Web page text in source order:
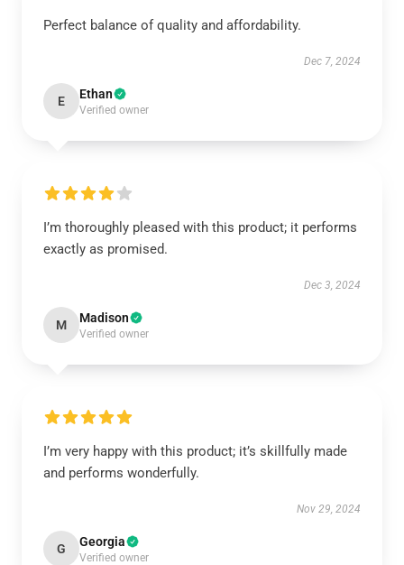
Perfect balance of quality and affordability.
Dec 7, 2024
E Ethan
Verified owner
I’m thoroughly pleased with this product; it performs
exactly as promised.
Dec 3, 2024
M Madison
Verified owner
I’m very happy with this product; it’s skillfully made
and performs wonderfully.
Nov 29, 2024
G Georgia
Verified owner